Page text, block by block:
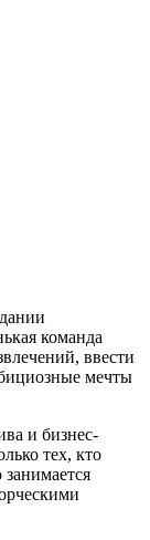
команда
ввести
мечты
и бизнес-
тех, кто